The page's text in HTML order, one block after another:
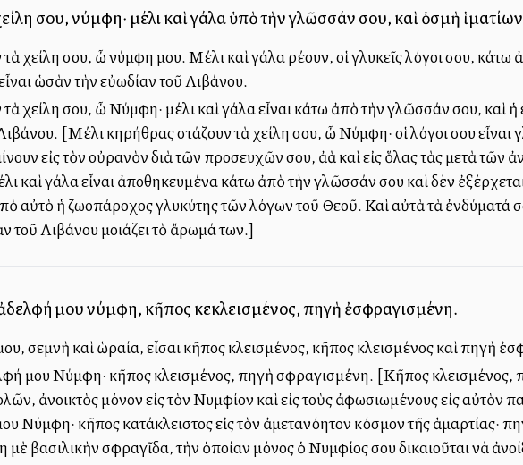
σου, νύμφη· μέλι καὶ γάλα ὑπὸ τὴν γλῶσσάν σου, καὶ ὀσμὴ
χείλη σου, ὦ νύμφη μου. Μέλι καὶ γάλα ρέουν, οἱ γλυκεῖς λόγοι σου,
ὡσὰν τὴν εὐωδίαν τοῦ Λιβάνου.
χείλη σου, ὦ Νύμφη· μέλι καὶ γάλα εἶναι κάτω ἀπὸ τὴν γλῶσσάν σου, καὶ
[Μέλι κηρήθρας στάζουν τὰ χείλη σου, ὦ Νύμφη· οἱ λόγοι σου εἶναι
εἰς τὸν οὐρανὸν διὰ τῶν προσευχῶν σου, ἀλλὰ καὶ εἰς ὅλας τὰς μετὰ
καὶ γάλα εἶναι ἀποθηκευμένα κάτω ἀπὸ τὴν γλῶσσάν σου καὶ δὲν
ἀπὸ αὐτὸ ἡ ζωοπάροχος γλυκύτης τῶν λόγων τοῦ Θεοῦ. Καὶ αὐτὰ τὰ ἐνδύματά
τοῦ Λιβάνου μοιάζει τὸ ἄρωμά των.]
μου νύμφη, κῆπος κεκλεισμένος, πηγὴ ἐσφραγισμένη.
σεμνὴ καὶ ὡραία, εἶσαι κῆπος κλεισμένος, κῆπος κλεισμένος καὶ πηγὴ
μου Νύμφη· κῆπος κλεισμένος, πηγὴ σφραγισμένη. [Κῆπος κλεισμένος,
ἀνοικτὸς μόνον εἰς τὸν Νυμφίον καὶ εἰς τοὺς ἀφωσιωμένους εἰς αὐτὸν
Νύμφη· κῆπος κατάκλειστος εἰς τὸν ἀμετανόητον κόσμον τῆς ἁμαρτίας·
βασιλικὴν σφραγῖδα, τὴν ὁποίαν μόνος ὁ Νυμφίος σου δικαιοῦται νὰ